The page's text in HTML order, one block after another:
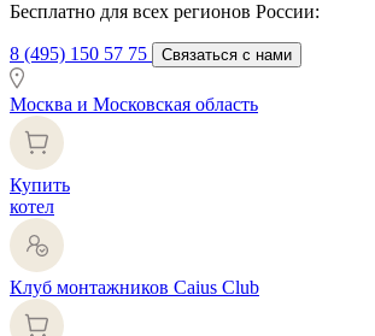
Бесплатно для всех регионов России:
8 (495) 150 57 75 Связаться с нами
Москва и Московская область
Купить
котел
Клуб монтажников Caius Club